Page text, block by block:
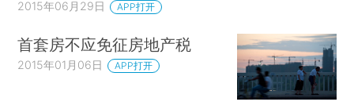
2015年06月29日 APP打开
首套房不应免征房地产税
2015年01月06日 APP打开